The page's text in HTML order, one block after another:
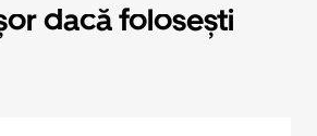
dacă folosești